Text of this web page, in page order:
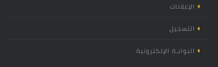
الإعلانات
التسجيل
البوابـة الإلكترونية